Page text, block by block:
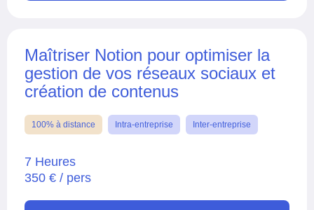
Maîtriser Notion pour optimiser la
gestion de vos réseaux sociaux et
création de contenus
100% à distance Intra-entreprise Inter-entreprise
7 Heures
350 € / pers